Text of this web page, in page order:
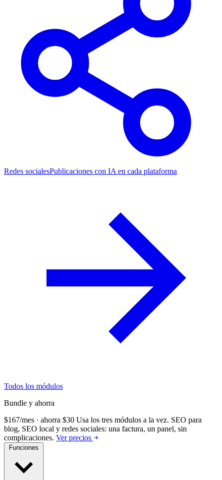
Redes socialesPublicaciones con IA en cada plataforma
Todos los módulos
Bundle y ahorra
$167/mes · ahorra $30 Usa los tres módulos a la vez. SEO para
blog, SEO local y redes sociales: una factura, un panel, sin
complicaciones. Ver precios